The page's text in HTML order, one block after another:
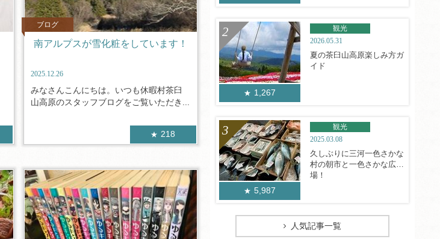
ブログ
南アルプスが雪化粧をしています！
2025.12.26
みなさんこんにちは。いつも休暇村茶臼
山高原のスタッフブログをご覧いただき...
218
1,267
観光
2026.05.31
夏の茶臼山高原楽しみ方ガ
イド
5,987
観光
2025.03.08
久しぶりに三河一色さかな
村の朝市と一色さかな広
場！
人気記事一覧